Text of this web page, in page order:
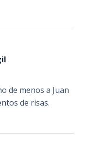
de menos a Juan
de risas.